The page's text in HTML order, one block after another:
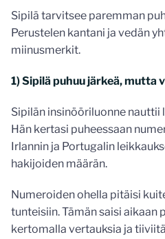
Sipilä tarvitsee paremman
Perustelen kantani ja vedän
miinusmerkit.
1) Sipilä puhuu järkeä, mutta
Sipilän insinööriluonne nauttii
Hän kertasi puheessaan
Irlannin ja Portugalin
hakijoiden määrän.
Numeroiden ohella pitäisi
tunteisiin. Tämän saisi aikaan
kertomalla vertauksia ja